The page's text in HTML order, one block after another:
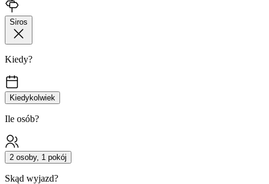
Siros
Kiedy?
Kiedykolwiek
Ile osób?
2 osoby, 1 pokój
Skąd wyjazd?